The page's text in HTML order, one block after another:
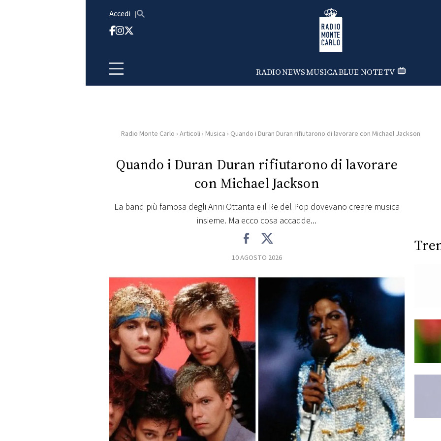
Accedi Radio Monte Carlo
RADIONEWSMUSICABLUE NOTETV
HOME
RADIO
RADIO
FOTO
CONCORSI
EVENTI
VIDEO
TV
PRINCIPATO
Radio Monte Carlo › Articoli › Musica › Quando i Duran Duran rifiutarono di lavorare con Michael Jackson
Quando i Duran Duran rifiutarono di lavorare
con Michael Jackson
La band più famosa degli Anni Ottanta e il Re del Pop dovevano creare musica
insieme. Ma ecco cosa accadde...
10 AGOSTO 2026